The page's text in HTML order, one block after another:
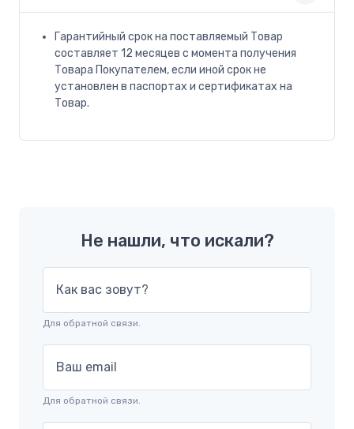
Гарантийный срок на поставляемый Товар
составляет 12 месяцев с момента получения
Товара Покупателем, если иной срок не
установлен в паспортах и сертификатах на
Товар.
Не нашли, что искали?
Как вас зовут?
Для обратной связи.
Ваш email
Для обратной связи.